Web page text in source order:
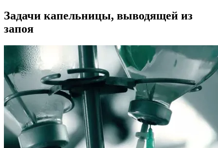
Задачи капельницы, выводящей из
запоя